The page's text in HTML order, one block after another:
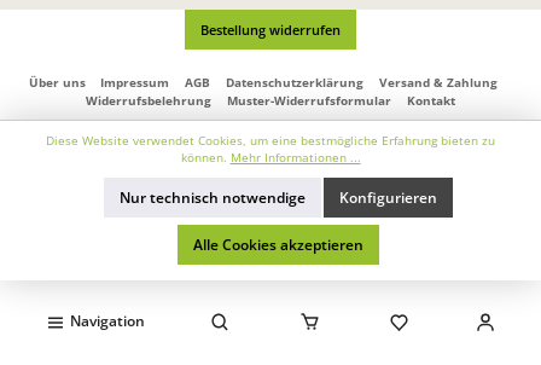
Navigation
Bestellung widerrufen
Über uns Impressum AGB Datenschutzerklärung
Versand & Zahlung
Widerrufsbelehrung
Muster-Widerrufsformular
Kontakt
* Alle Preise inkl. gesetzl. Mehrwertsteuer zzgl. Versandkosten
und ggf.
Nachnahmegebühren, wenn nicht anders angegeben.
Diese Website verwendet Cookies, um eine bestmögliche Erfahrung bieten zu
können. Mehr Informationen ...
Nur technisch notwendige Konfigurieren
Alle Cookies akzeptieren